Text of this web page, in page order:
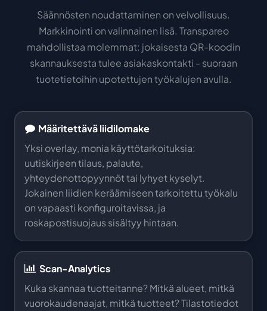
Säännösten noudattaminen on velvollisuus.
Markkinointi on valinnainen lisä. Transpareo
mahdollistaa molemmat: jokaisesta QR-koodin
skannauksesta tulee asiakaskontakti - suoraan
tuotetietoihin upotettujen työkalujen avulla.
Määritettävä liidilomake
Yksi overlay, monia käyttötarkoituksia:
uutiskirjeen tilaus, palaute,
yhteydenottopyynnöt tai lyhyet kyselyt.
Jokainen liidien keräämiseen tarkoitettu työkalu
on vapaasti konfiguroitavissa, ja
roskapostisuojaus sisältyy hintaan.
Scan-Analytics
Kuka skannaa tuotteitanne? Mitkä alueet, mitkä
vuorokaudenaajat, mitkä tuotteet? Tilastotiedot